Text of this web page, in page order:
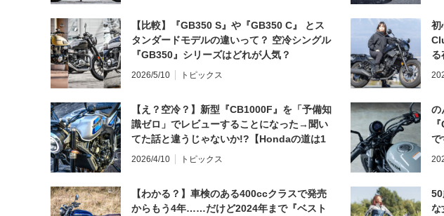
【比較】『GB350 S』や『GB350 C』 とス
タンダードモデルの違いって？ 空冷シングル
『GB350』シリーズはどれが人気？
2026/5/10 トピックス
初
る
【え？空冷？】新型『CB1000F』を「予備知
識ゼロ」でレビューすることになった→聞い
てた話と違うじゃないか!?【Hondaの道は1
日にしてならず／CB1000F ①第一印象 編】
2026/4/10 トピックス
の
で
【わかる？】車検のある400ccクラスで発売
からもう4年……だけど2024年まで『ベスト
な